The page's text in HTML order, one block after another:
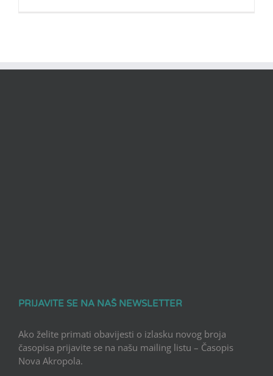
PRIJAVITE SE NA NAŠ NEWSLETTER
Ako želite primati obavijesti o izlasku novog broja
časopisa prijavite se na našu mailing listu – Časopis
Nova Akropola.